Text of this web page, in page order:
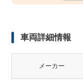
車両詳細情報
メーカー